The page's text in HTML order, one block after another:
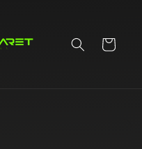
Carrito